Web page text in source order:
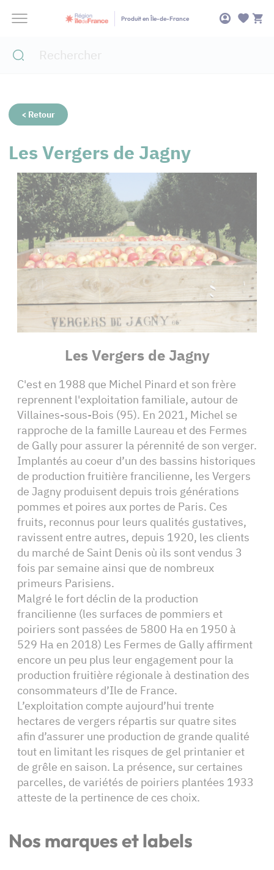
Produit en Île-de-France
< Retour
Les Vergers de Jagny
Les Vergers de Jagny
C'est en 1988 que Michel Pinard et son frère
reprennent l'exploitation familiale, autour de
Villaines-sous-Bois (95). En 2021, Michel se
rapproche de la famille Laureau et des Fermes
de Gally pour assurer la pérennité de son verger.
Implantés au coeur d’un des bassins historiques
de production fruitière francilienne, les Vergers
de Jagny produisent depuis trois générations
pommes et poires aux portes de Paris. Ces
fruits, reconnus pour leurs qualités gustatives,
ravissent entre autres, depuis 1920, les clients
du marché de Saint Denis où ils sont vendus 3
fois par semaine ainsi que de nombreux
primeurs Parisiens.
Malgré le fort déclin de la production
francilienne (les surfaces de pommiers et
poiriers sont passées de 5800 Ha en 1950 à
529 Ha en 2018) Les Fermes de Gally affirment
encore un peu plus leur engagement pour la
production fruitière régionale à destination des
consommateurs d’Ile de France.
L’exploitation compte aujourd’hui trente
hectares de vergers répartis sur quatre sites
afin d’assurer une production de grande qualité
tout en limitant les risques de gel printanier et
de grêle en saison. La présence, sur certaines
parcelles, de variétés de poiriers plantées 1933
atteste de la pertinence de ces choix.
Nos marques et labels